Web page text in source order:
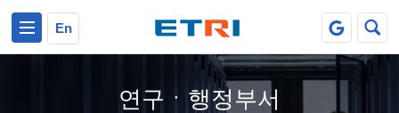
En
연구ㆍ행정부서